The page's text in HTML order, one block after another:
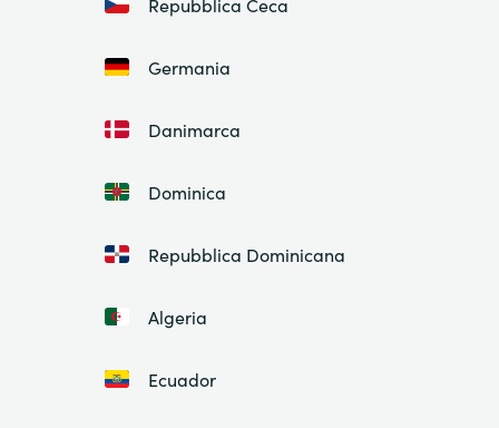
Germania
Danimarca
Dominica
Repubblica Dominicana
Algeria
Ecuador